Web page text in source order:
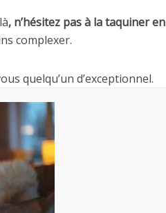
, n’hésitez pas à la taquiner en
complexer.
quelqu’un d’exceptionnel.